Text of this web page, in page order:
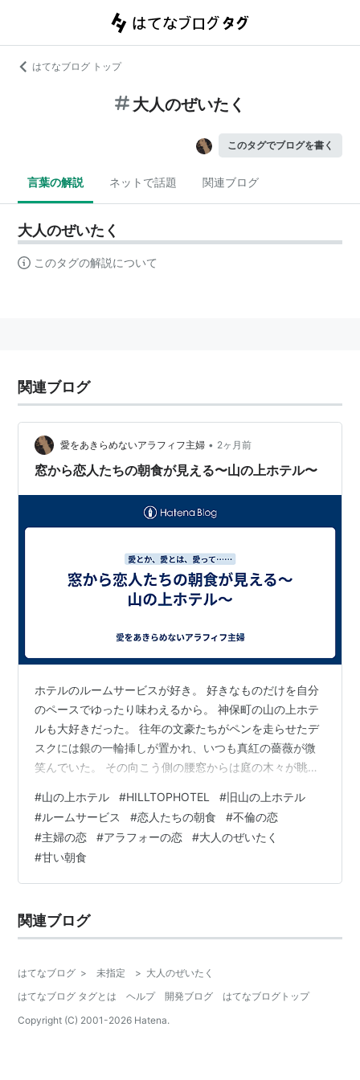
はてなブログ トップ
大人のぜいたく
このタグでブログを書く
言葉の解説 ネットで話題 関連ブログ
大人のぜいたく
このタグの解説について
関連ブログ
愛をあきらめないアラフィフ主婦 • 2ヶ月前
窓から恋人たちの朝食が見える〜山の上ホテル〜
ホテルのルームサービスが好き。 好きなものだけを自分
のペースでゆったり味わえるから。 神保町の山の上ホテ
ルも大好きだった。 往年の文豪たちがペンを走らせたデ
スクには銀の一輪挿しが置かれ、いつも真紅の薔薇が微
笑んでいた。 その向こう側の腰窓からは庭の木々が眺め
た。 都心にいるというより、1枚の絵の中にいるようだっ
た。 テーブルにはおにぎりとお新香、そしてお味噌汁が
湯気を立てていた。 それらを朝から訪ねてきた恋人と頂
く時間は、 最高に贅沢（ぜいたく）だった。 ※オススメ
記事 kokoronotabi.com kokoronotabi.com kok…
#山の上ホテル #HILLTOPHOTEL #旧山の上ホテル
#ルームサービス #恋人たちの朝食 #不倫の恋
#主婦の恋 #アラフォーの恋 #大人のぜいたく
#甘い朝食
関連ブログ
はてなブログ > 未指定 > 大人のぜいたく
はてなブログ タグとは
ヘルプ 開発ブログ
はてなブログトップ
Copyright (C) 2001-2026 Hatena.